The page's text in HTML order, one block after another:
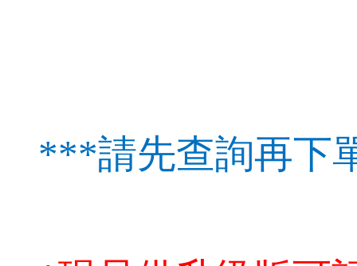
***請先查詢再下